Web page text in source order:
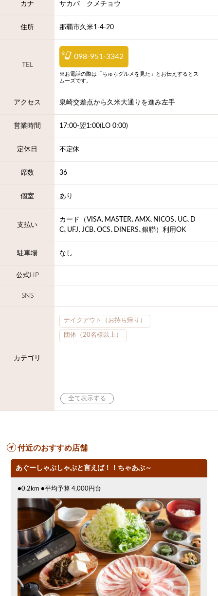
カナ サカバ クメチョウ
住所 那覇市久米1-4-20
TEL
098-951-3342
※お電話の際は「ちゅらグルメを見た」とお伝えするとス
ムーズです。
アクセス 泉崎交差点から久米大通りを進み左手
営業時間 17:00-翌1:00(LO 0:00)
定休日 不定休
席数 36
個室 あり
支払い
カード（VISA､MASTER､AMX､NICOS､UC､D
C､UFJ､JCB､OCS､DINERS､銀聯）利用OK
駐車場 なし
公式HP
SNS
カテゴリ
テイクアウト（お持ち帰り）
団体（20名様以上）
付近のおすすめ店舗
あぐーしゃぶしゃぶと言えば！！ちゃあぶ～
●0.2km ●平均予算 4,000円台